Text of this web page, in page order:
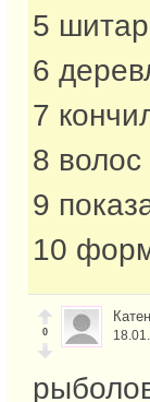
5
6
7
8 волос
9
10
0